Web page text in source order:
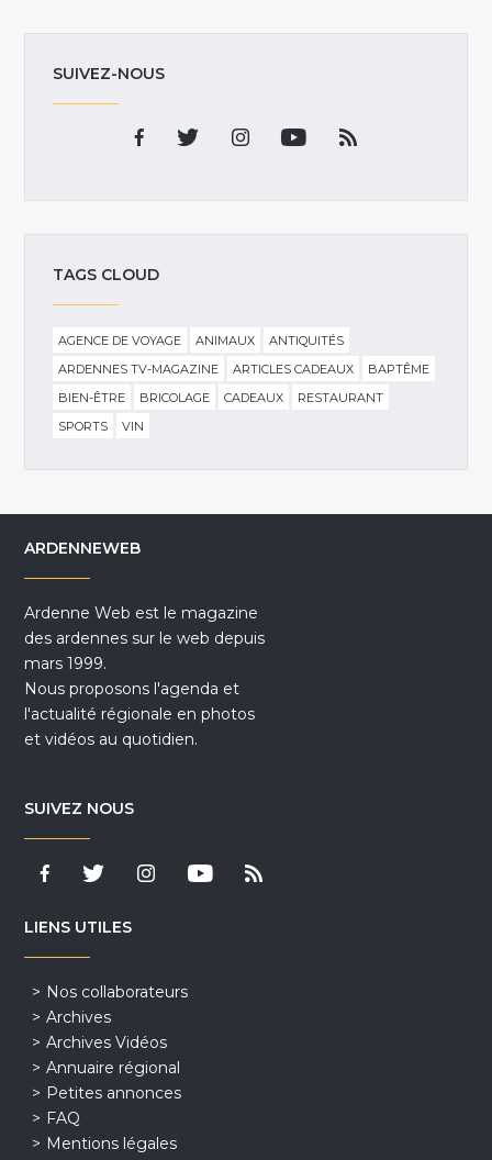
SUIVEZ-NOUS
TAGS CLOUD
AGENCE DE VOYAGE ANIMAUX
ANTIQUITÉS
ARDENNES TV-MAGAZINE
ARTICLES CADEAUX
BAPTÊME
BIEN-ÊTRE
BRICOLAGE CADEAUX
RESTAURANT
SPORTS
VIN
ARDENNEWEB
Ardenne Web est le magazine
des ardennes sur le web depuis
mars 1999.
Nous proposons l'agenda et
l'actualité régionale en photos
et vidéos au quotidien.
SUIVEZ NOUS
LIENS UTILES
Nos collaborateurs
Archives
Archives Vidéos
Annuaire régional
Petites annonces
FAQ
Mentions légales